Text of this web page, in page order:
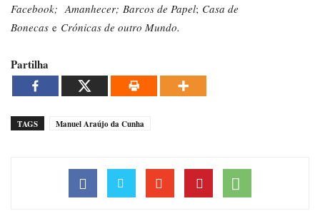
Facebook; Amanhecer; Barcos de Papel; Casa de
Bonecas e Crónicas de outro Mundo.
Partilha
TAGS Manuel Araújo da Cunha